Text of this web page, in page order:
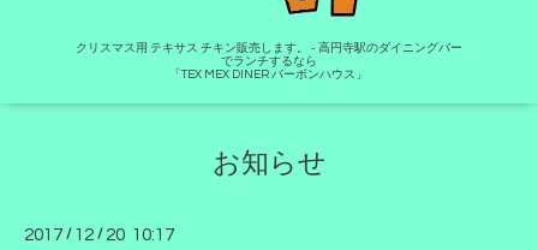
クリスマス用 テキサス チキン販売します。 - 高円寺駅のダイニングバー
でランチするなら
「TEX MEX DINER バーボンハウス」
お知らせ
2017 / 12 / 20 10:17